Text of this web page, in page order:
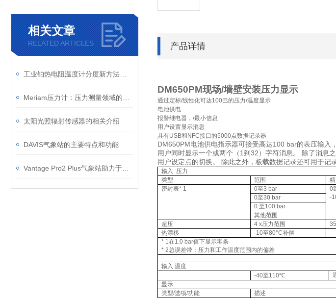
产品详情
DM650PM现场/墙壁安装压力显示
通过定标/线性化可达100巴的压力/温度显示
电池供电
报警继电器， /最小信息
用户设置显示消息
具有USB和 NFC接口的5000点数据记录器
DM650PM电池供电指示器可接受高达100 bar的表压输入
用户同时显示一个或两个（1到 32）字符消息。 除了消息
用户设定点的切换。 除此之外，板载数据记录还可用于记
输入
压力
类型
范围
密封表* 1 0至3 bar 0
-
0至30 bar
0至100 bar
其他范围
超压
4 x压力范围
热漂移
-10至80°C补偿
* 1在1.0 bar值下显示零条
* 2总误差带：压力和工作温度范围内的偏差
输入 温度
-40至110℃
显示
类型/选项/功能
描述
相关文章
RELATED ARTICLES
太阳光照辐射传感器的相关介绍
DAVIS气象站的主要特点和功能